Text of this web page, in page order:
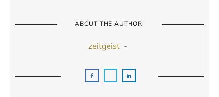
ABOUT THE AUTHOR
zeitgeist-